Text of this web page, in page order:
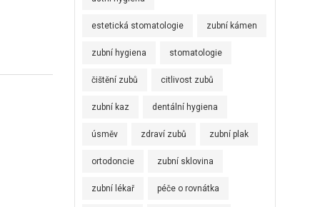
estetická stomatologie zubní kámen
zubní hygiena stomatologie
čištění zubů citlivost zubů
zubní kaz dentální hygiena
úsměv zdraví zubů zubní plak
ortodoncie zubní sklovina
zubní lékař péče o rovnátka